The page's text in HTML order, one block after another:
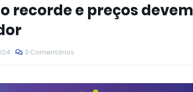
recorde e preços devem
0 Comentários